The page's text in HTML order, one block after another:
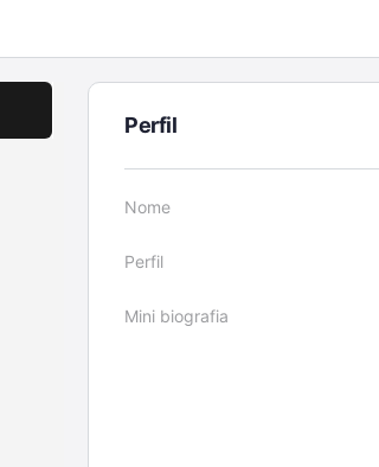
Perfil
Nome
Perfil
Mini biografia